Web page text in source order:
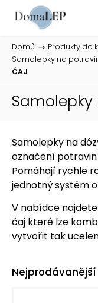
Domů / Produkty do
Samolepky na
ČAJ
Samolepky
Samolepky na
označení potravin
Pomáhají rychle
jednotný systém
V nabídce
čaj které lze
vytvořit tak
Nejprodávanější